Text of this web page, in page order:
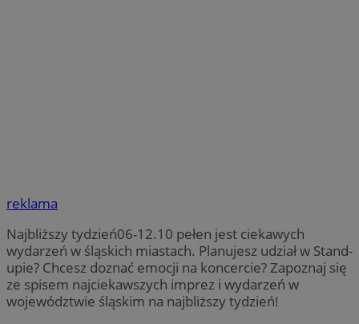
reklama
Najbliższy tydzień06-12.10 pełen jest ciekawych
wydarzeń w śląskich miastach. Planujesz udział w Stand-
upie? Chcesz doznać emocji na koncercie? Zapoznaj się
ze spisem najciekawszych imprez i wydarzeń w
województwie śląskim na najbliższy tydzień!